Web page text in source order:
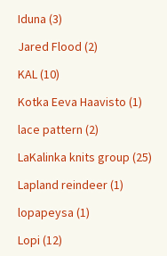
Iduna (3)
Jared Flood (2)
KAL (10)
Kotka Eeva Haavisto (1)
lace pattern (2)
LaKalinka knits group (25)
Lapland reindeer (1)
lopapeysa (1)
Lopi (12)